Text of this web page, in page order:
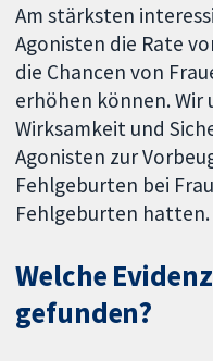
Am stärksten
Agonisten die Rate
die Chancen von
erhöhen können. Wir
Wirksamkeit und
Agonisten zur
Fehlgeburten bei
Fehlgeburten hatten.
Welche
gefunden?